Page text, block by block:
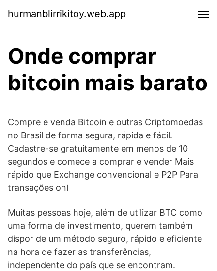
hurmanblirrikitoy.web.app
Onde comprar
bitcoin mais barato
Compre e venda Bitcoin e outras Criptomoedas
no Brasil de forma segura, rápida e fácil.
Cadastre-se gratuitamente em menos de 10
segundos e comece a comprar e vender Mais
rápido que Exchange convencional e P2P Para
transações onl
Muitas pessoas hoje, além de utilizar BTC como
uma forma de investimento, querem também
dispor de um método seguro, rápido e eficiente
na hora de fazer as transferências,
independente do país que se encontram.